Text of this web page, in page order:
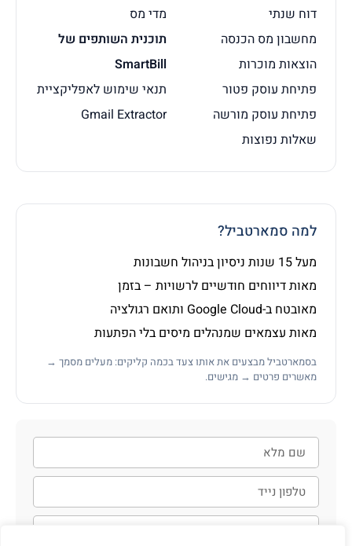
דוח שנתי
מחשבון מס הכנסה
הוצאות מוכרות
פתיחת עוסק פטור
פתיחת עוסק מורשה
שאלות נפוצות
מדי מס
תוכנית השותפים של
SmartBill
תנאי שימוש לאפליקציית
Gmail Extractor
למה סמארטביל?
מעל 15 שנות ניסיון בניהול חשבונות
מאות דיווחים חודשיים לרשויות – בזמן
מאובטח ב-Google Cloud ותואם רגולציה
מאות עצמאים שמנהלים מיסים בלי הפתעות
בסמארטביל מבצעים את אותו צעד בכמה קליקים: מעלים מסמך →
מאשרים פרטים → מגישים.